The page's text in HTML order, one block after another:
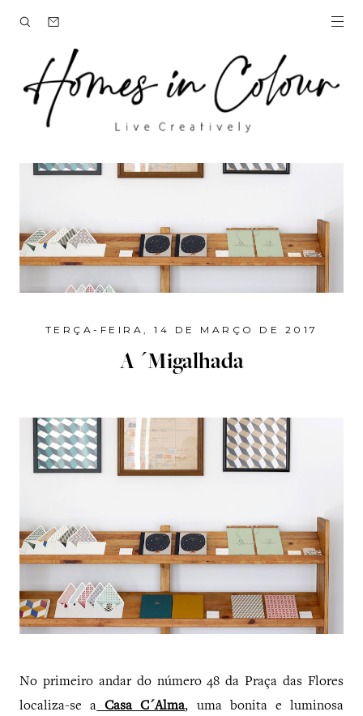
TERÇA-FEIRA, 14 DE MARÇO DE 2017
A ´migalhada
No primeiro andar do número 48 da Praça das Flores
localiza-se a Casa C´Alma, uma bonita e luminosa